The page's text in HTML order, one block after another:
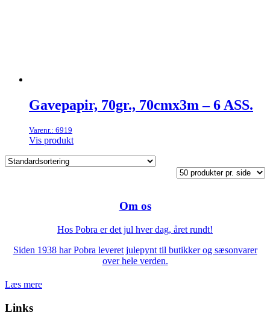
Gavepapir, 70gr., 70cmx3m – 6 ASS.
Varenr.: 6919
Vis produkt
Om os
Hos Pobra er det jul hver dag, året rundt!
Siden 1938 har Pobra leveret julepynt til butikker og sæsonvarer
over hele verden.
Læs mere
Links